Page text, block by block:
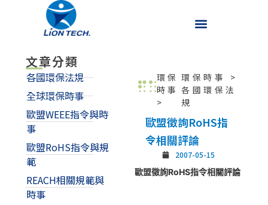
文章分類
各國環保法規
全球環保時事
歐盟WEEE指令與時
事
歐盟RoHS指令與規
範
REACH相關規範與
時事
環保
時事
>
環保時事
>
各國環保法
規
歐盟徵詢RoHS指
令相關評論
2007-05-15
歐盟徵詢RoHS指令相關評論